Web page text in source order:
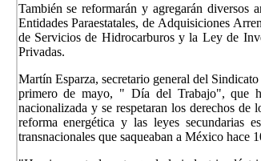
También se reformarán y agregarán diversos
Entidades Paraestatales, de Adquisiciones
de Servicios de Hidrocarburos y la Ley de
Privadas.
Martín Esparza, secretario general del
primero de mayo, " Día del Trabajo", que
nacionalizada y se respetaran los derechos
reforma energética y las leyes secundarias
transnacionales que saqueaban a México hace